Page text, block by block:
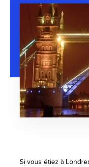
Si vous étiez à